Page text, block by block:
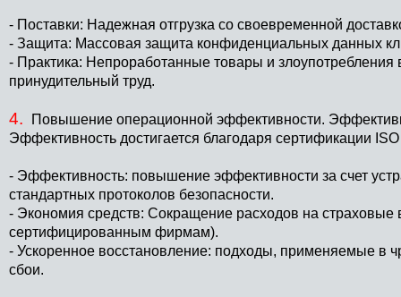
- Поставки: Надежная отгрузка со своевременной
- Защита: Массовая защита конфиденциальных данных
- Практика: Непроработанные товары и злоупотребления
принудительный труд.
4.
Повышение операционной эффективности.
Эффективность достигается благодаря сертификации
- Эффективность: повышение эффективности за счет
стандартных протоколов безопасности.
- Экономия средств: Сокращение расходов на
сертифицированным фирмам).
- Ускоренное восстановление: подходы, применяемые в
сбои.